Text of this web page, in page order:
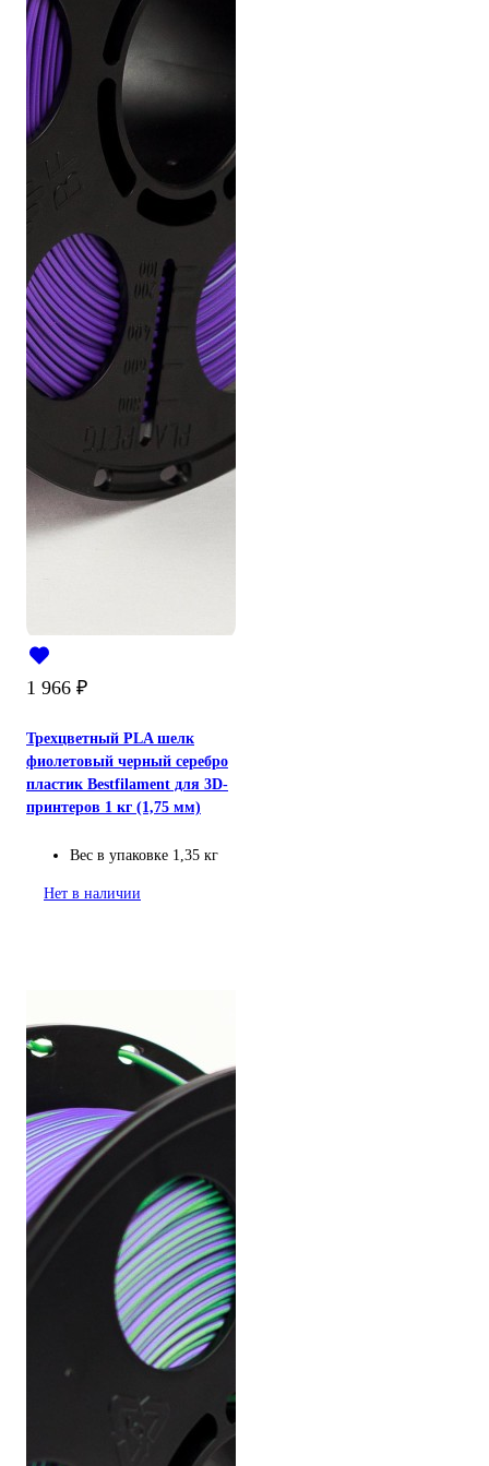
1 966 ₽
Трехцветный PLA шелк
фиолетовый черный серебро
пластик Bestfilament для 3D-
принтеров 1 кг (1,75 мм)
Вес в упаковке 1,35 кг
Нет в наличии